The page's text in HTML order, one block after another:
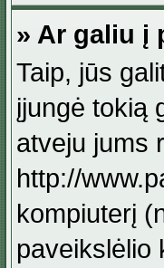
» Ar galiu į
Taip, jūs
įjungė tokią
atveju jums
http://
kompiuterį
paveikslėlio